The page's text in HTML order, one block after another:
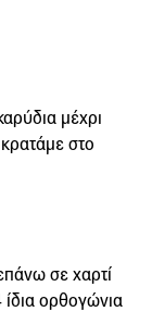
μέχρι
στο
σε χαρτί
ορθογώνια